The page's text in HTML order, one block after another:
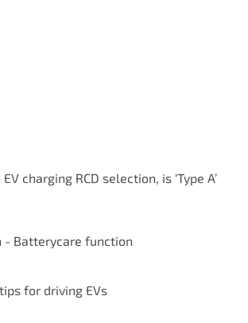
charging RCD selection, is ‘Type A’
- Batterycare function
for driving EVs